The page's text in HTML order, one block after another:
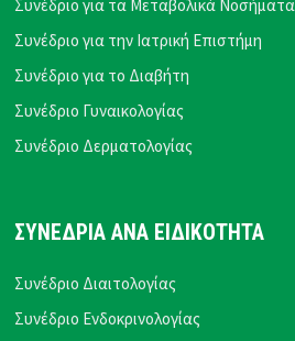
Συνέδριο για τα Μεταβολικά Νοσήματα
Συνέδριο για την Ιατρική Επιστήμη
Συνέδριο για το Διαβήτη
Συνέδριο Γυναικολογίας
Συνέδριο Δερματολογίας
ΣΥΝΕΔΡΙΑ ΑΝΑ ΕΙΔΙΚΟΤΗΤΑ
Συνέδριο Διαιτολογίας
Συνέδριο Ενδοκρινολογίας